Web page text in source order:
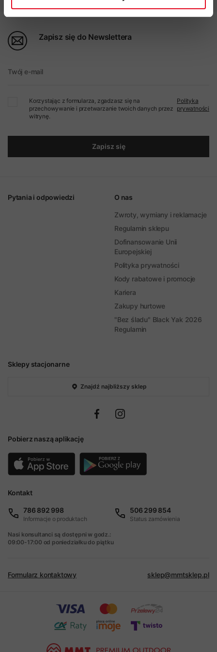
Zapisz się do Newslettera
Twój e-mail
Korzystając z formularza, zgadzasz się na
przechowywanie i przetwarzanie twoich danych przez
witrynę.
Polityka
prywatności
Zapisz się
Sklepy stacjonarne
Znajdź najbliższy sklep
Pobierz naszą aplikację
Pytania i odpowiedzi O nas
Zwroty, wymiany i reklamacje
Regulamin sklepu
Dofinansowanie Unii
Europejskiej
Polityka prywatności
Kody rabatowe i promocje
Kariera
Zakupy hurtowe
"Bez śladu" Black Yak 2026
Regulamin
Kontakt
786 892 998
Informacje o produktach
506 299 854
Status zamówienia
Nasi konsultanci są dostępni w godz.:
09:00-17:00 od poniedziałku do piątku
Formularz kontaktowy sklep@mmtsklep.pl